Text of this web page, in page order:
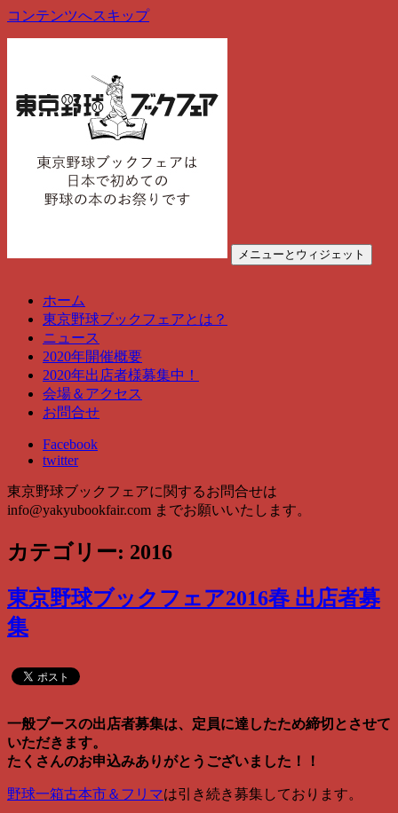
コンテンツへスキップ
メニューとウィジェット
ホーム
東京野球ブックフェアとは？
ニュース
2020年開催概要
2020年出店者様募集中！
会場＆アクセス
お問合せ
Facebook
twitter
東京野球ブックフェアに関するお問合せは
info@yakyubookfair.com までお願いいたします。
カテゴリー: 2016
東京野球ブックフェア2016春 出店者募
集
一般ブースの出店者募集は、定員に達したため締切とさせて
いただきます。
たくさんのお申込みありがとうございました！！
野球一箱古本市＆フリマは引き続き募集しております。